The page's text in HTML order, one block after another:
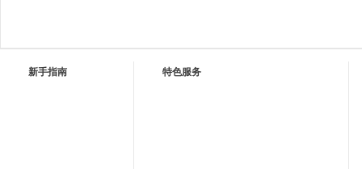
新手指南 特色服务